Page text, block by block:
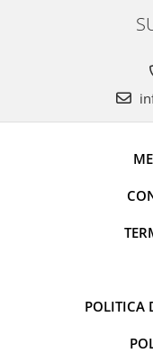
POLITICA